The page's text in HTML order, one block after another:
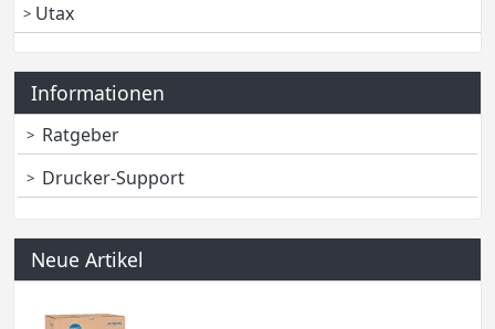
Utax
Informationen
Ratgeber
Drucker-Support
Neue Artikel